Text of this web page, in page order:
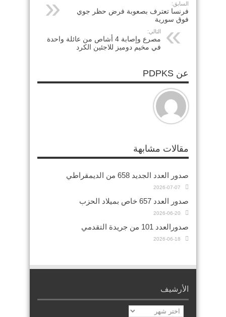
السابق:
فرنسا تعترف بصعوبة فرض حظر جوي
فوق سورية
التالي:
مصرع وإصابة 4 أشاص من عائلة واحدة
في مخيم دوميز للاجئين الكرد
عن PDPKS
مقالات مشابهة
صدور العدد الجديد 658 من الديمقراطي
2026-07-07
صدور العدد 657 خاص بميلاد الحزب
2026-06-20
صدورالعدد 101 من جريدة التقدمي
2026-06-18
الأرشيف
الأرشيف